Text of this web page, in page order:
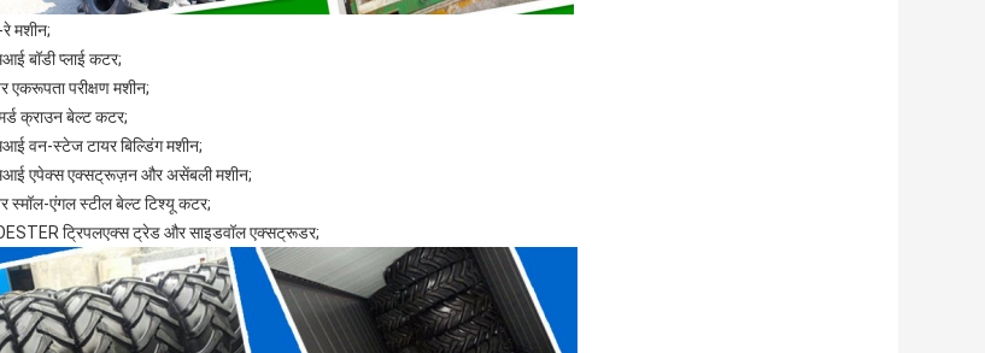
मशीन;
बॉडी प्लाई कटर;
एकरूपता परीक्षण मशीन;
क्राउन बेल्ट कटर;
वन-स्टेज टायर बिल्डिंग मशीन;
एपेक्स एक्सट्रूज़न और असेंबली मशीन;
स्मॉल-एंगल स्टील बेल्ट टिश्यू कटर;
ट्रिपलएक्स ट्रेड और साइडवॉल एक्सट्रूडर;